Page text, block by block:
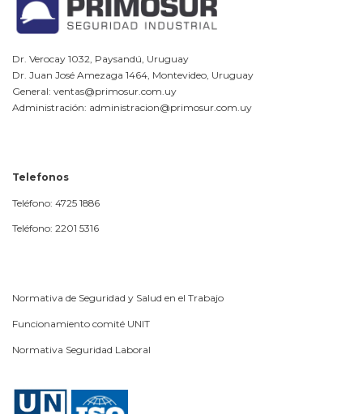
Dr. Verocay 1032, Paysandú, Uruguay
Dr. Juan José Amezaga 1464, Montevideo, Uruguay
General: ventas@primosur.com.uy
Administración: administracion@primosur.com.uy
Telefonos
Teléfono: 4725 1886
Teléfono: 2201 5316
Normativa de Seguridad y Salud en el Trabajo
Funcionamiento comité UNIT
Normativa Seguridad Laboral